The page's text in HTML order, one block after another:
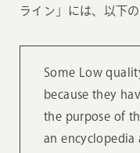
ライン」には、以下
Some Low
because they
the purpose of
an encyclopedia